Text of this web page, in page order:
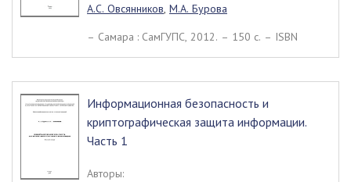
А.С. Овсянников, М.А. Бурова
– Самара : СамГУПС, 2012. – 150 c. – ISBN
Информационная безопасность и
криптографическая защита информации.
Часть 1
Авторы: